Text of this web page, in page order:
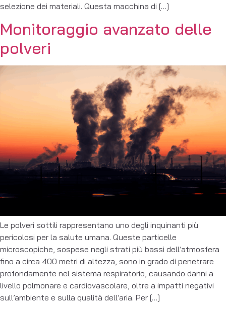
selezione dei materiali. Questa macchina di […]
Monitoraggio avanzato delle
polveri
Le polveri sottili rappresentano uno degli inquinanti più
pericolosi per la salute umana. Queste particelle
microscopiche, sospese negli strati più bassi dell’atmosfera
fino a circa 400 metri di altezza, sono in grado di penetrare
profondamente nel sistema respiratorio, causando danni a
livello polmonare e cardiovascolare, oltre a impatti negativi
sull’ambiente e sulla qualità dell’aria. Per […]